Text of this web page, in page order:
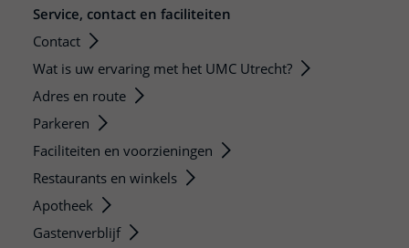
Service, contact en faciliteiten
Contact
Wat is uw ervaring met het UMC Utrecht?
Adres en route
Parkeren
Faciliteiten en voorzieningen
Restaurants en winkels
Apotheek
Gastenverblijf